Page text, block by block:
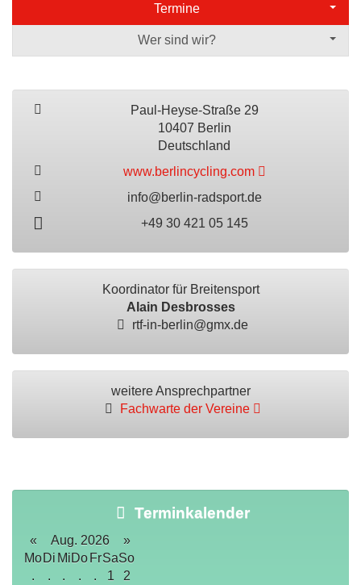
Termine
Wer sind wir?
Paul-Heyse-Straße 29
10407 Berlin
Deutschland
www.berlincycling.com
info@berlin-radsport.de
+49 30 421 05 145
Koordinator für Breitensport
Alain Desbrosses
rtf-in-berlin@gmx.de
weitere Ansprechpartner
Fachwarte der Vereine
Terminkalender
« Aug. 2026
»
MoDi MiDo FrSaSo
.
. . . . 1
2